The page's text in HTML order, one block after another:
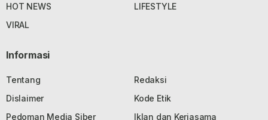
HOT NEWS
LIFESTYLE
VIRAL
Informasi
Tentang
Redaksi
Dislaimer
Kode Etik
Pedoman Media Siber
Iklan dan Kerjasama